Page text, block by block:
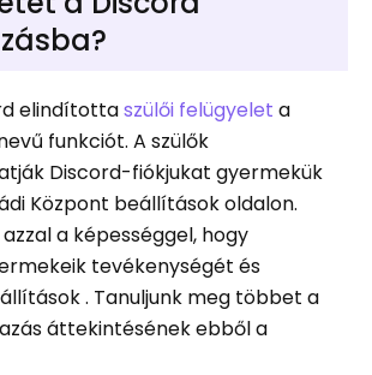
elindítottaszülői felügyelet a
funkciót. A szülők
Discord-fiókjukat gyermekük
Központ beállítások oldalon.
a képességgel, hogy
tevékenységét és
. Tanuljunk meg többet a
áttekintésének ebből a